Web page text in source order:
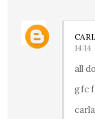
14:14
all
gfc